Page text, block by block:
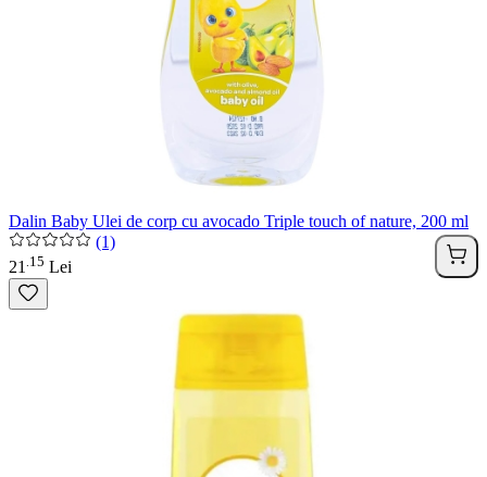
Dalin Baby Ulei de corp cu avocado Triple touch of nature, 200 ml
(1)
21 15 Lei